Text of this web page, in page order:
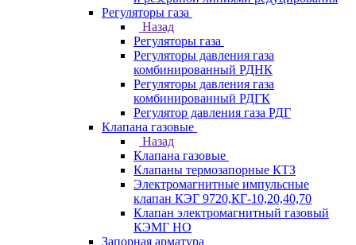
Регуляторы газа
Назад
Регуляторы газа
Регуляторы давления газа
комбинированный РДНК
Регуляторы давления газа
комбинированный РДГК
Регулятор давления газа РДГ
Клапана газовые
Назад
Клапана газовые
Клапаны термозапорные КТЗ
Электромагнитные импульсные
клапан КЭГ 9720,КГ-10,20,40,70
Клапан электромагнитный газовый
КЭМГ НО
Запорная арматура